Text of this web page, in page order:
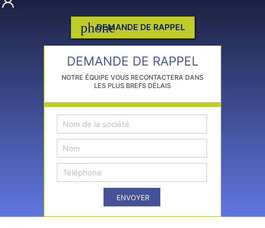
phone
DEMANDE DE RAPPEL
DEMANDE DE RAPPEL
NOTRE ÉQUIPE VOUS RECONTACTERA DANS
LES PLUS BREFS DÉLAIS
ENVOYER